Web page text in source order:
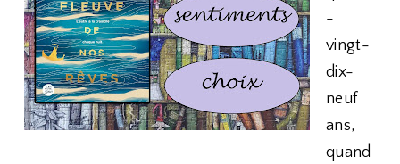
-
vingt-
dix-
neuf
ans,
quand